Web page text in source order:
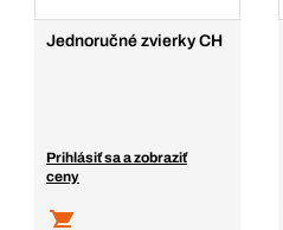
Jednoručné zvierky CH
Prihlásiť sa a zobraziť
ceny